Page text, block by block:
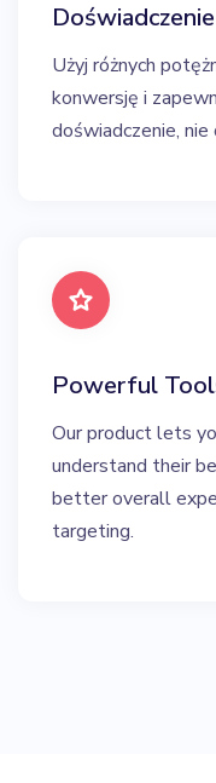
Użyj różnych
konwersję i
doświadczenie, nie
Powerful
Our product lets
understand their
better overall
targeting.